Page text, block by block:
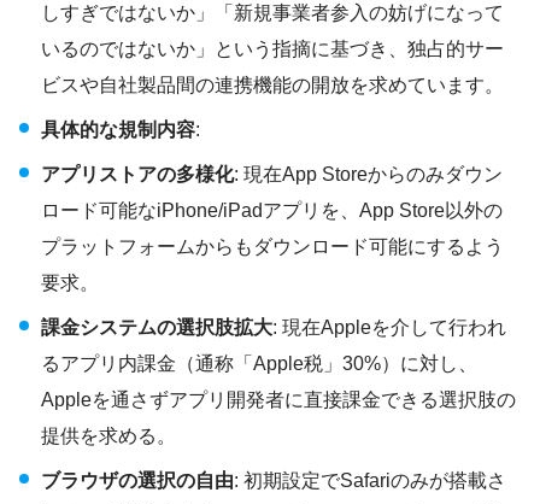
しすぎではないか」「新規事業者参入の妨げになって
いるのではないか」という指摘に基づき、独占的サー
ビスや自社製品間の連携機能の開放を求めています。
具体的な規制内容:
アプリストアの多様化: 現在App Storeからのみダウン
ロード可能なiPhone/iPadアプリを、App Store以外の
プラットフォームからもダウンロード可能にするよう
要求。
課金システムの選択肢拡大: 現在Appleを介して行われ
るアプリ内課金（通称「Apple税」30%）に対し、
Appleを通さずアプリ開発者に直接課金できる選択肢の
提供を求める。
ブラウザの選択の自由: 初期設定でSafariのみが搭載さ